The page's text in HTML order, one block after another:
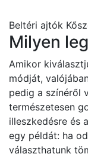
Beltéri ajtók
Milyen
Amikor
módját,
pedig a színéről
természetesen
illeszkedésre és
egy példát: ha
választhatunk